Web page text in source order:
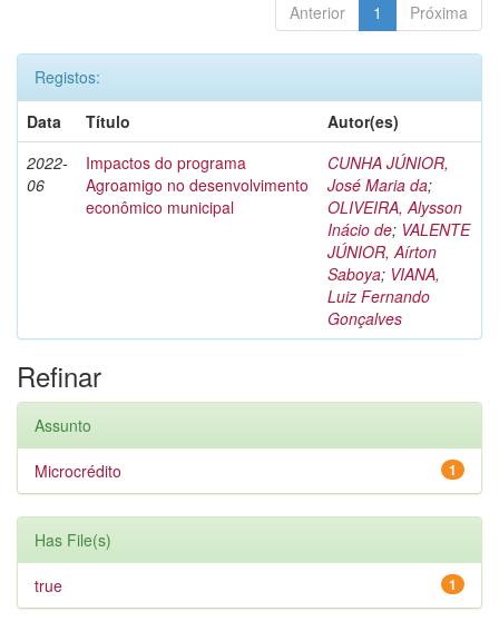
Anterior 1 Próxima
Registos:
Data
Título
Autor(es)
2022-
06
Impactos do programa
Agroamigo no desenvolvimento
econômico municipal
CUNHA JÚNIOR,
José Maria da;
OLIVEIRA, Alysson
Inácio de; VALENTE
JÚNIOR, Aírton
Saboya; VIANA,
Luiz Fernando
Gonçalves
Refinar
Assunto
1
Microcrédito
Has File(s)
1
true